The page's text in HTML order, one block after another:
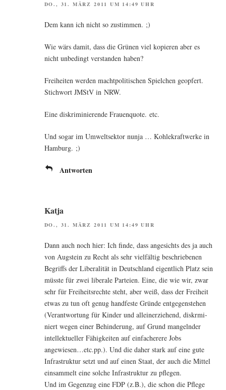
DO., 31. MÄRZ 2011 UM 14:49 UHR
Dem kann ich nicht so zustimmen. ;)
Wie wärs damit, dass die Grü­nen viel kopie­ren aber es
nicht unbe­dingt ver­stan­den haben?
Frei­hei­ten wer­den macht­po­li­ti­schen Spiel­chen geop­fert.
Stich­wort JMStV in NRW.
Eine dis­kri­mi­nie­ren­de Frau­en­quo­te. etc.
Und sogar im Umwelt­sek­tor nun­ja … Koh­le­kraft­wer­ke in
Hamburg. ;)
Antworten
Katja
DO., 31. MÄRZ 2011 UM 14:49 UHR
Dann auch noch hier: Ich fin­de, dass ange­sichts des ja auch
von Aug­stein zu Recht als sehr viel­fäl­tig beschrie­be­nen
Begriffs der Libe­ra­li­tät in Deutsch­land eigent­lich Platz sein
müss­te für zwei libe­ra­le Par­tei­en. Eine, die wie wir, zwar
sehr für Frei­heits­rech­te steht, aber weiß, dass der Frei­heit
etwas zu tun oft genug hand­fes­te Grün­de ent­ge­gen­ste­hen
(Ver­ant­wor­tung für Kin­der und allein­er­zie­hend, dis­kr­mi­
niert wegen einer Behin­de­rung, auf Grund man­geln­der
intel­lek­tu­el­ler Fähig­kei­ten auf ein­fa­che­re­re Jobs
angewiesen…etc.pp.). Und die daher stark auf eine gute
Infra­struk­tur setzt und auf einen Staat, der auch die Mit­tel
ein­sam­melt eine sol­che Infra­struk­tur zu pflegen.
Und im Gegen­zug eine FDP (z.B.), die schon die Pfle­ge